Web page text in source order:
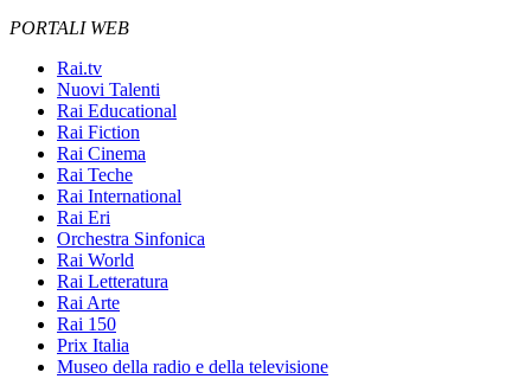
PORTALI WEB
Rai.tv
Nuovi Talenti
Rai Educational
Rai Fiction
Rai Cinema
Rai Teche
Rai International
Rai Eri
Orchestra Sinfonica
Rai World
Rai Letteratura
Rai Arte
Rai 150
Prix Italia
Museo della radio e della televisione